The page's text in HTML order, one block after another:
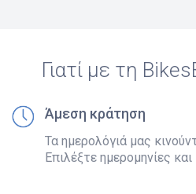
Γιατί με τη
Άμεση κράτηση
Τα ημερολόγιά μας
Επιλέξτε ημερομηνίες